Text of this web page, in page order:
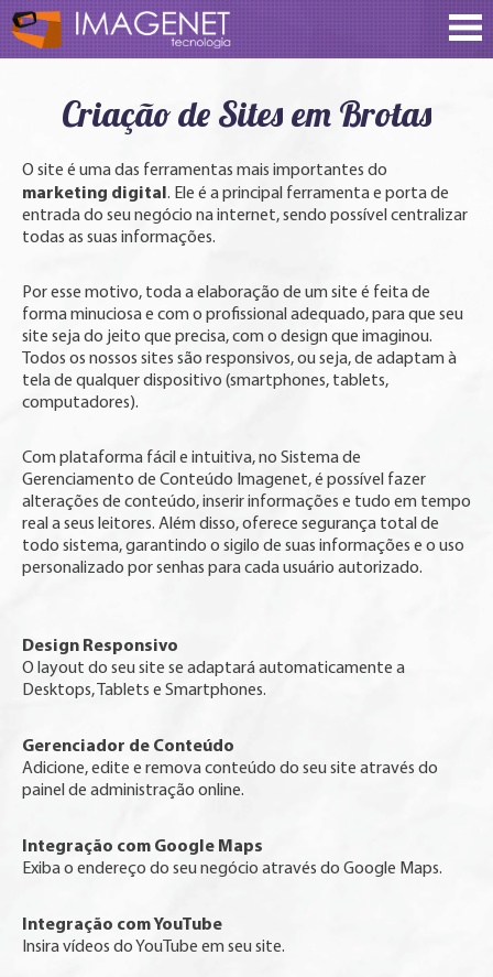
Criação de Sites em Brotas
O site é uma das ferramentas mais importantes do
marketing digital. Ele é a principal ferramenta e porta de
entrada do seu negócio na internet, sendo possível centralizar
todas as suas informações.
Por esse motivo, toda a elaboração de um site é feita de
forma minuciosa e com o profissional adequado, para que seu
site seja do jeito que precisa, com o design que imaginou.
Todos os nossos sites são responsivos, ou seja, de adaptam à
tela de qualquer dispositivo (smartphones, tablets,
computadores).
Com plataforma fácil e intuitiva, no Sistema de
Gerenciamento de Conteúdo Imagenet, é possível fazer
alterações de conteúdo, inserir informações e tudo em tempo
real a seus leitores. Além disso, oferece segurança total de
todo sistema, garantindo o sigilo de suas informações e o uso
personalizado por senhas para cada usuário autorizado.
Design Responsivo
O layout do seu site se adaptará automaticamente a
Desktops, Tablets e Smartphones.
Gerenciador de Conteúdo
Adicione, edite e remova conteúdo do seu site através do
painel de administração online.
Integração com Google Maps
Exiba o endereço do seu negócio através do Google Maps.
Integração com YouTube
Insira vídeos do YouTube em seu site.